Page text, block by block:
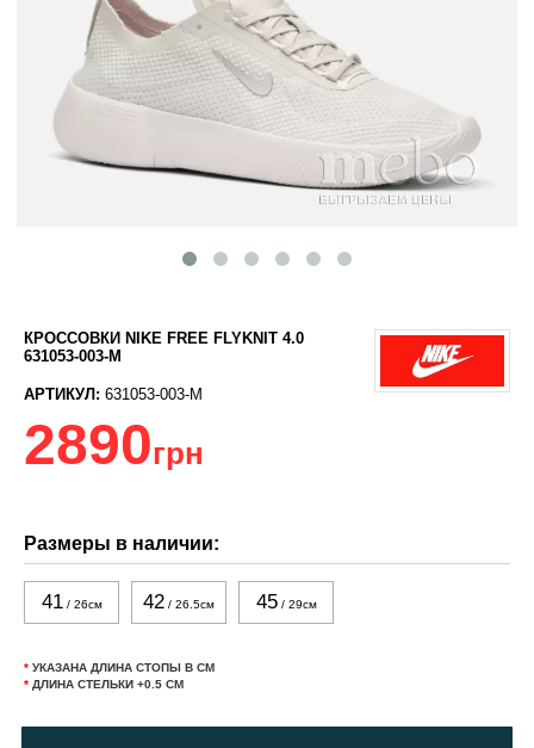
КРОССОВКИ NIKE FREE FLYKNIT 4.0
631053-003-M
АРТИКУЛ: 631053-003-M
2890грн
Размеры в наличии:
41/ 26см 42 / 26.5см 45/ 29см
* УКАЗАНА ДЛИНА СТОПЫ В СМ
* ДЛИНА СТЕЛЬКИ +0.5 СМ